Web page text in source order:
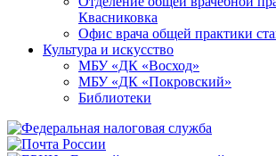
Квасниковка
Офис врача общей практики
Культура и искусство
МБУ «ДК «Восход»
МБУ «ДК «Покровский»
Библиотеки